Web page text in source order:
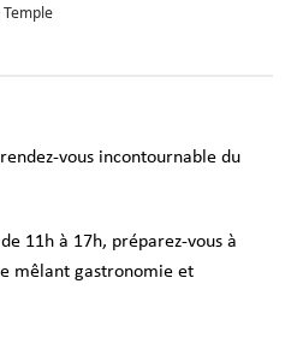
rendez-vous incontournable du
11h à 17h, préparez-vous à
mêlant gastronomie et